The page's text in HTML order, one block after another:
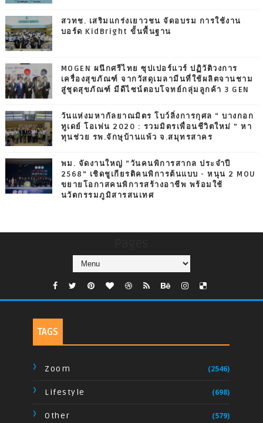
สวทช. เสริมแกร่งเยาวชน จัดอบรม การใช้งาน
บอร์ด KidBright ขั้นพื้นฐาน
MOGEN ผนึกศรีไทย ซุปเปอร์แวร์ ปฏิวัติวงการ
เครื่องสุขภัณฑ์ จากวัสดุเมลามีนที่ใช้ผลิตจานชาม
สู่ชุดสุขภัณฑ์ มีดีไซน์ตอบโจทย์กลุ่มลูกค้า 3 GEN
วันแห่งมหากัลยาณมิตร โบว์ลิ่งการกุศล “ บางกอก
ทูเดย์ โอเพ่น 2020 : รวมมิตรเพื่อนชีวิตใหม่ ” หา
ทุนช่วย รพ.จักษุบ้านแพ้ว จ.สมุทรสาคร
พม. จัดงานใหญ่ “วันคนพิการสากล ประจำปี
2568” เชิดชูเกียรติคนพิการต้นแบบ - หนุน 2 MOU
ขยายโอกาสคนพิการสร้างอาชีพ พร้อมใช้
นวัตกรรมภูมิสารสนเทศ
TAGS
Zoom (2546)
Lifestyle (698)
Other (579)